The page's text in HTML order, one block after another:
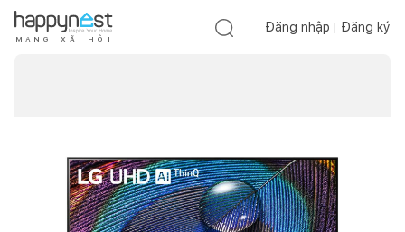
M Ạ N G X Ã H Ộ I
Đăng nhập Đăng ký